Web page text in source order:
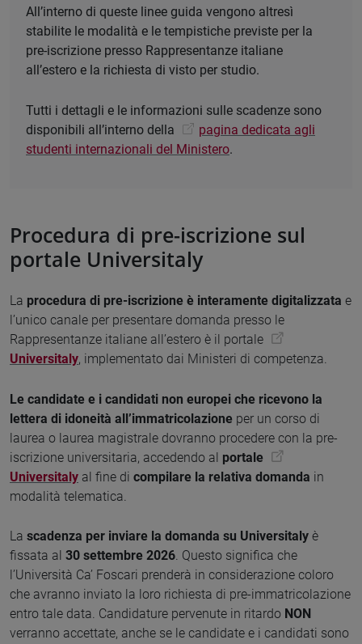
All’interno di queste linee guida vengono altresì
stabilite le modalità e le tempistiche previste per la
pre-iscrizione presso Rappresentanze italiane
all’estero e la richiesta di visto per studio.
Tutti i dettagli e le informazioni sulle scadenze sono
disponibili all’interno della
pagina dedicata agli
studenti internazionali del Ministero.
Procedura di pre-iscrizione sul
portale Universitaly
La procedura di pre-iscrizione è interamente digitalizzata e
l’unico canale per presentare domanda presso le
Rappresentanze italiane all’estero è il portale
Universitaly, implementato dai Ministeri di competenza.
Le candidate e i candidati non europei che ricevono la
lettera di idoneità all’immatricolazione per un corso di
laurea o laurea magistrale dovranno procedere con la pre-
iscrizione universitaria, accedendo al portale
Universitaly al fine di compilare la relativa domanda in
modalità telematica.
La scadenza per inviare la domanda su Universitaly è
fissata al 30 settembre 2026. Questo significa che
l’Università Ca’ Foscari prenderà in considerazione coloro
che avranno inviato la loro richiesta di pre-immatricolazione
entro tale data. Candidature pervenute in ritardo NON
verranno accettate, anche se le candidate e i candidati sono